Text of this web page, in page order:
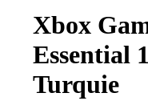
Xbox
Essential
Turquie